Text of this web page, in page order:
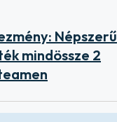
Népszerű
mindössze 2